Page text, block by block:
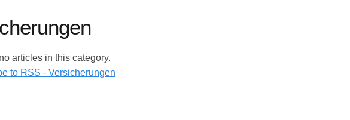
articles in this category.